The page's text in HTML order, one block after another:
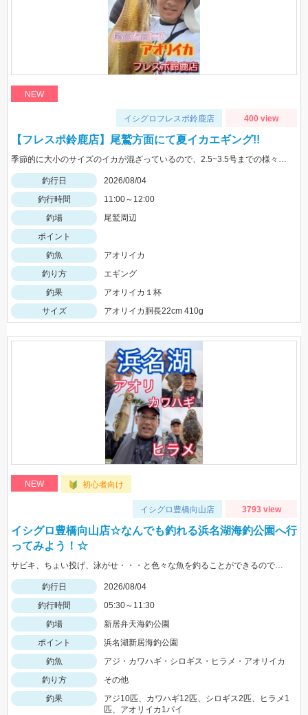
NEW
イシグロフレスポ鈴鹿店 400 view
【フレスポ鈴鹿店】尾鷲方面にて夏イカエギング!!
季節的に大小のサイズのイカが混ざっているので、2.5~3.5号までの様々なサイズを持っていきましょう!!
釣行日
2026/08/04
釣行時間
11:00～12:00
釣場
尾鷲周辺
ポイント
釣魚
アオリイカ
釣り方
エギング
釣果
アオリイカ１杯
サイズ
アオリイカ胴長22cm 410g
NEW 初心者向け
イシグロ豊橋向山店 3793 view
イシグロ豊橋向山店☆なんでも釣れる浜名湖海釣公園へ行
ってみよう！☆
サビキ、ちょい投げ、泳がせ・・・と色々な魚を釣ることができるので仕掛けも何種類か用意していけば楽しむことができますよ！
釣行日
2026/08/04
釣行時間
05:30～11:30
釣場
新居弁天海釣公園
ポイント
浜名湖新居海釣公園
釣魚
アジ・カワハギ・シロギス・ヒラメ・アオリイカ
釣り方
その他
釣果
アジ10匹、カワハギ12匹、シロギス2匹、ヒラメ1
匹、アオリイカ1パイ